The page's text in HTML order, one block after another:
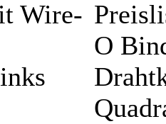
Wire-
O